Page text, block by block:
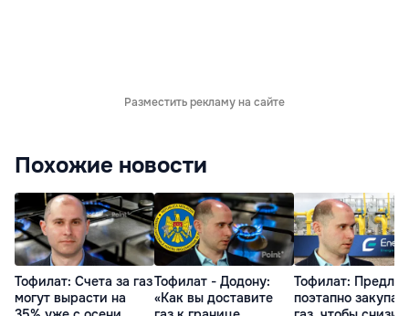
Разместить рекламу на сайте
Похожие новости
Тофилат: Счета за газ
могут вырасти на
Тофилат - Додону:
«Как вы доставите
Тофилат:
поэтапно